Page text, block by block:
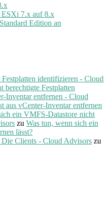
ESXi 7.x auf 8.x
Edition an
identifizieren - Cloud
Festplatten
Inventar entfernen - Cloud
aus vCenter-Inventar entfernen
ein VMFS-Datastore nicht
zu Was tun, wenn sich ein
lässt?
Clients - Cloud Advisors zu